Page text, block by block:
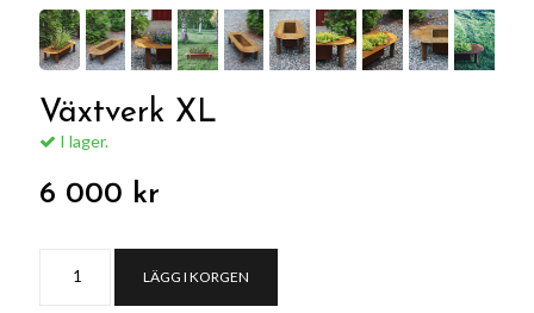
Växtverk XL
I lager.
6 000 kr
LÄGG I KORGEN